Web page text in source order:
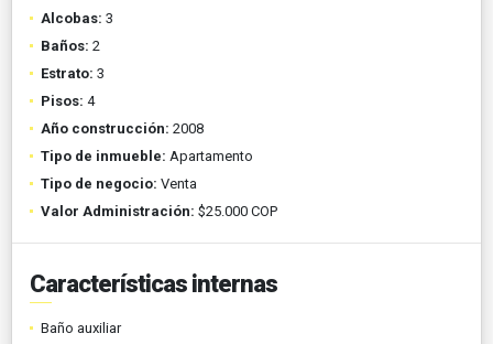
Alcobas: 3
Baños: 2
Estrato: 3
Pisos: 4
Año construcción: 2008
Tipo de inmueble: Apartamento
Tipo de negocio: Venta
Valor Administración: $25.000 COP
Características internas
Baño auxiliar